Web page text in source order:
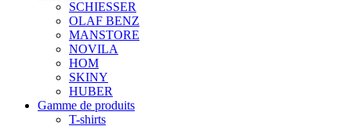
SCHIESSER
OLAF BENZ
MANSTORE
NOVILA
HOM
SKINY
HUBER
Gamme de produits
T-shirts